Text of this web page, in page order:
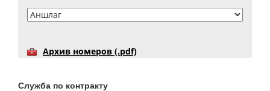
Архив номеров (.pdf)
Служба по контракту